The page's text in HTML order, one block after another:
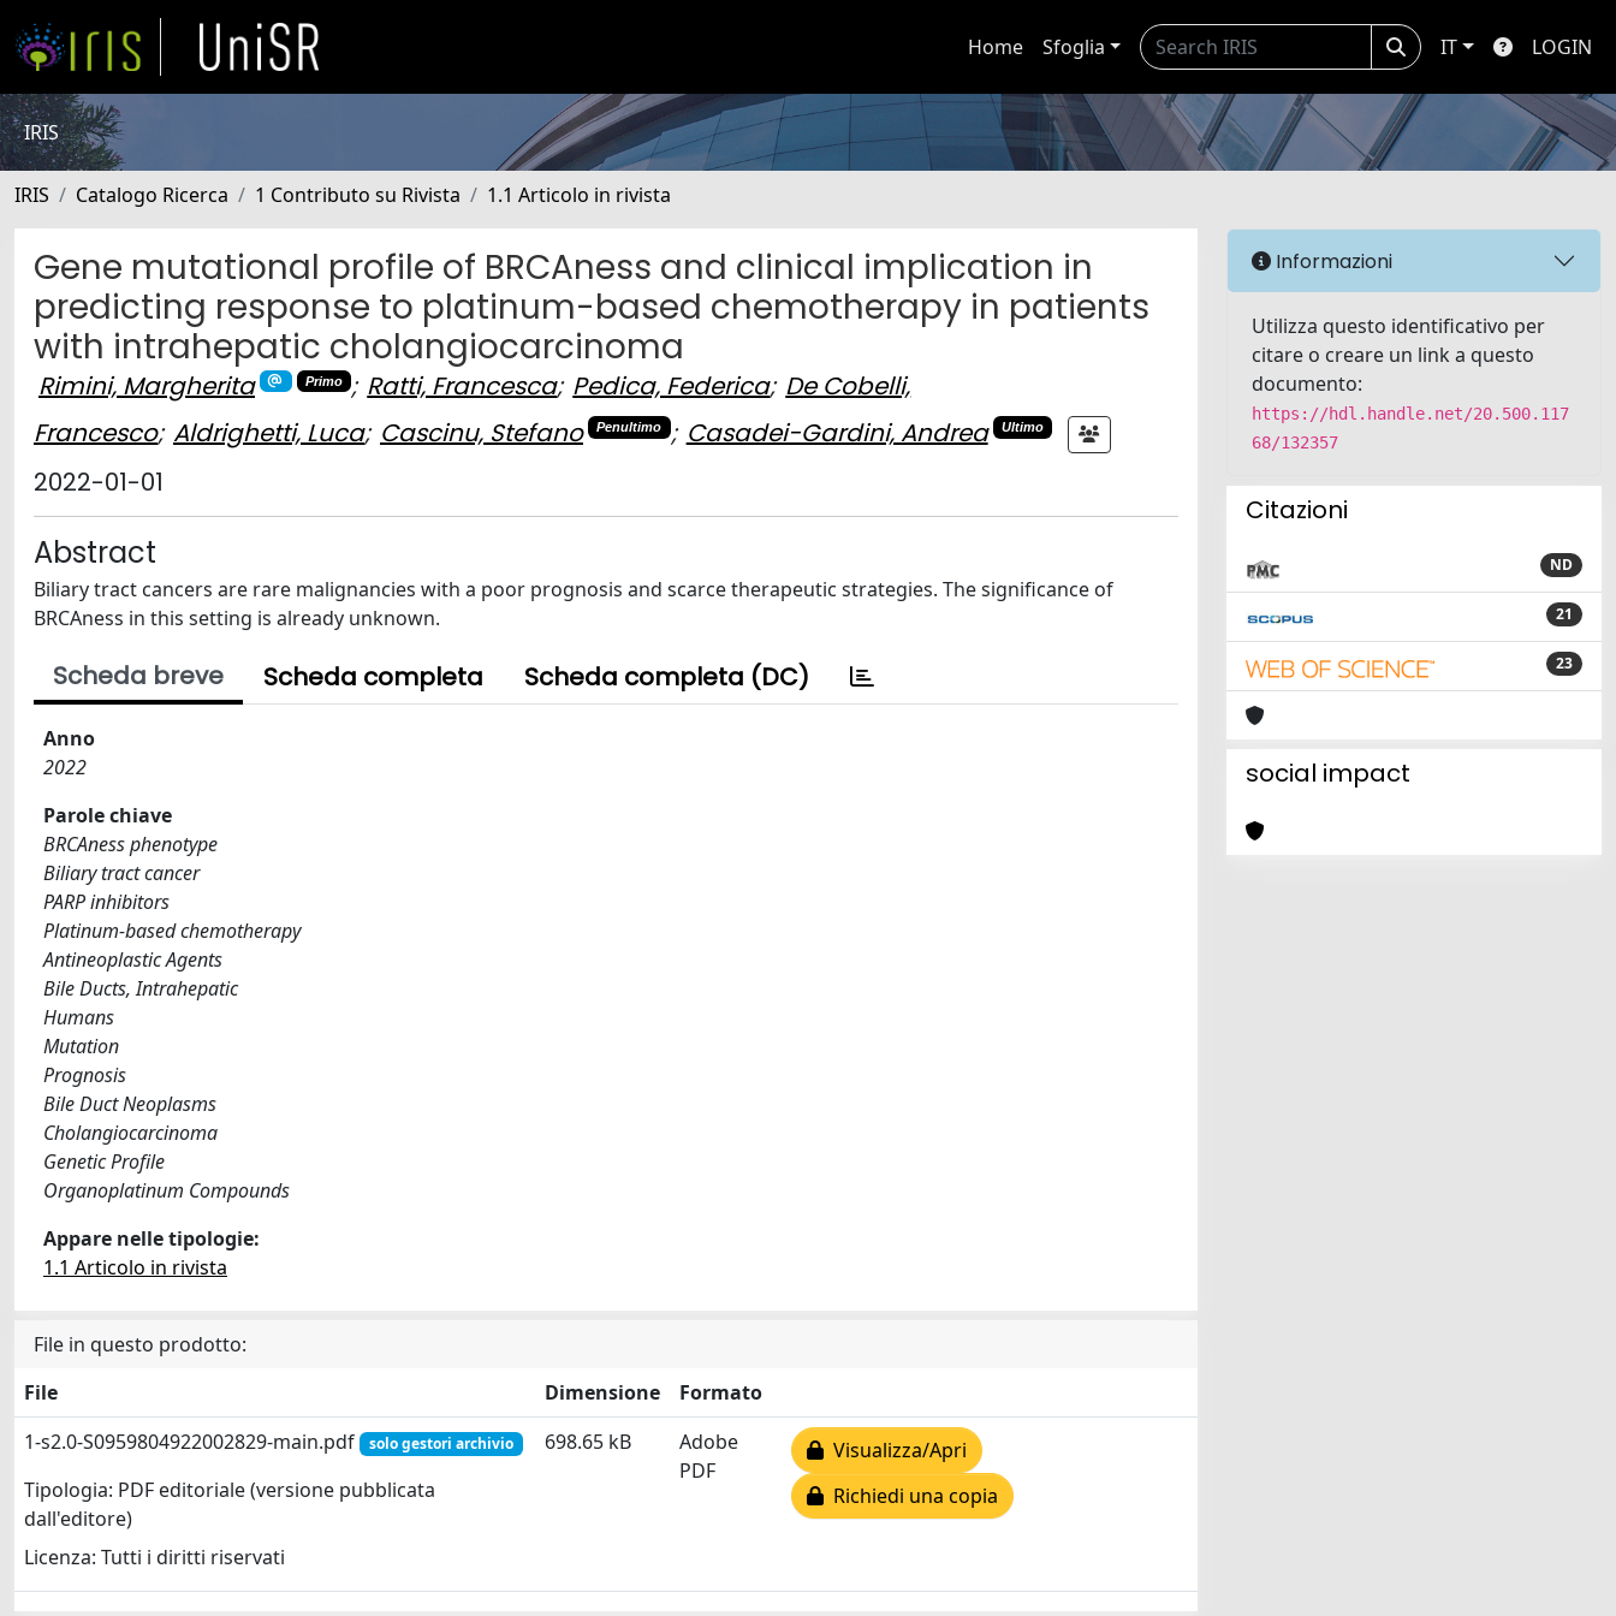
Home Sfoglia IT LOGIN
IRIS
IRIS Catalogo Ricerca 1 Contributo su Rivista 1.1 Articolo in rivista
Gene mutational profile of BRCAness and clinical implication in
predicting response to platinum-based chemotherapy in patients
with intrahepatic cholangiocarcinoma
Rimini, Margherita Primo ; Ratti, Francesca; Pedica, Federica; De Cobelli,
Francesco; Aldrighetti, Luca; Cascinu, Stefano Penultimo ; Casadei-Gardini, Andrea Ultimo
2022-01-01
Abstract
Biliary tract cancers are rare malignancies with a poor prognosis and scarce therapeutic strategies. The significance of
BRCAness in this setting is already unknown.
Scheda breve Scheda completa Scheda completa (DC)
Anno
2022
Parole chiave
BRCAness phenotype
Biliary tract cancer
PARP inhibitors
Platinum-based chemotherapy
Antineoplastic Agents
Bile Ducts, Intrahepatic
Humans
Mutation
Prognosis
Bile Duct Neoplasms
Cholangiocarcinoma
Genetic Profile
Organoplatinum Compounds
Appare nelle tipologie:
1.1 Articolo in rivista
File in questo prodotto:
File
Dimensione
Formato
1-s2.0-S0959804922002829-main.pdf
solo gestori archivio
Tipologia: PDF editoriale (versione pubblicata
dall'editore)
Licenza: Tutti i diritti riservati
698.65 kB
Adobe
PDF
Visualizza/Apri
Richiedi una copia
Informazioni
Utilizza questo identificativo per
citare o creare un link a questo
documento:
https://hdl.handle.net/20.500.117
68/132357
Citazioni
ND
21
23
social impact